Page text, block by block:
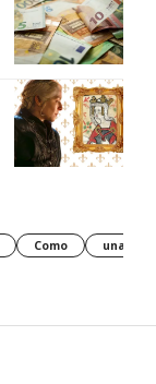
Como una